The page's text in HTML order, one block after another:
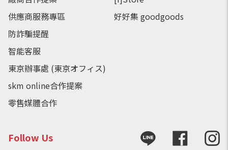
供應商服務專區
防詐騙提醒
智能客服
東京辦事處 (東京オフィス)
skm online合作提案
零售媒體合作
好好集 goodgoods
Follow Us